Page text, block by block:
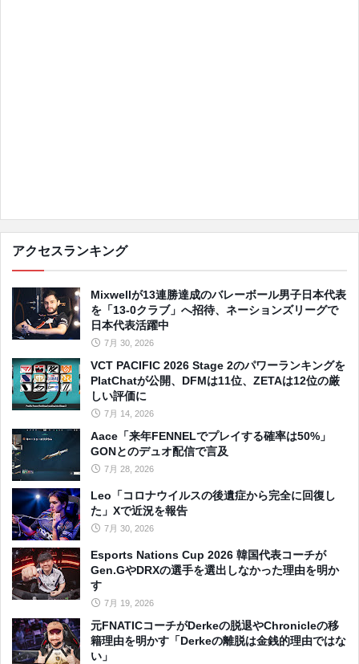
アクセスランキング
Mixwellが13連勝達成のバレーボール男子日本代表
を「13-0クラブ」へ招待、ネーションズリーグで
日本代表活躍中
7月 30, 2026
VCT PACIFIC 2026 Stage 2のパワーランキングを
PlatChatが公開、DFMは11位、ZETAは12位の厳
しい評価に
7月 14, 2026
Aace「来年FENNELでプレイする確率は50%」
GONとのデュオ配信で言及
7月 28, 2026
Leo「コロナウイルスの後遺症から完全に回復し
た」Xで近況を報告
7月 30, 2026
Esports Nations Cup 2026 韓国代表コーチが
Gen.GやDRXの選手を選出しなかった理由を明か
す
7月 19, 2026
元FNATICコーチがDerkeの脱退やChronicleの移
籍理由を明かす「Derkeの離脱は金銭的理由ではな
い」